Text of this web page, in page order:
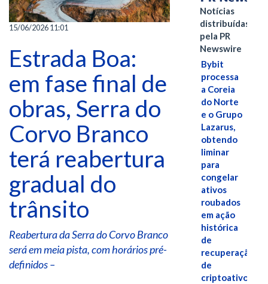
15/06/2026 11:01
Estrada Boa:
em fase final de
obras, Serra do
Corvo Branco
terá reabertura
gradual do
trânsito
Reabertura da Serra do Corvo Branco
será em meia pista, com horários pré-
definidos –
Notícias
distribuídas
pela PR
Newswire
Bybit
processa
a Coreia
do Norte
e o Grupo
Lazarus,
obtendo
liminar
para
congelar
ativos
roubados
em ação
histórica
de
recuperação
de
criptoativos